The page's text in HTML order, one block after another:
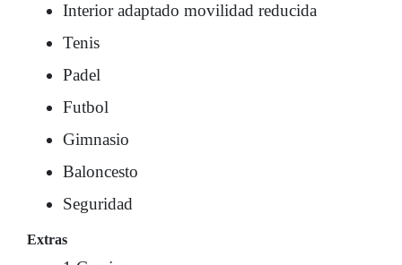
Interior adaptado movilidad reducida
Tenis
Padel
Futbol
Gimnasio
Baloncesto
Seguridad
Extras